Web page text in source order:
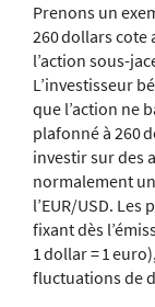
Prenons un
260 dollars cote
l’action sous-
L’investisseur
que l’action ne
plafonné à 260
investir sur des
normalement
l’EUR/USD.
fixant dès
1 dollar = 1
fluctuations de